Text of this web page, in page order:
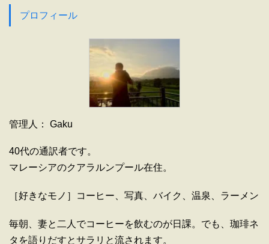
プロフィール
管理人： Gaku
40代の通訳者です。
マレーシアのクアラルンプール在住。
［好きなモノ］コーヒー、写真、バイク、温泉、ラーメン
毎朝、妻と二人でコーヒーを飲むのが日課。でも、珈琲ネ
タを語りだすとサラリと流されます。